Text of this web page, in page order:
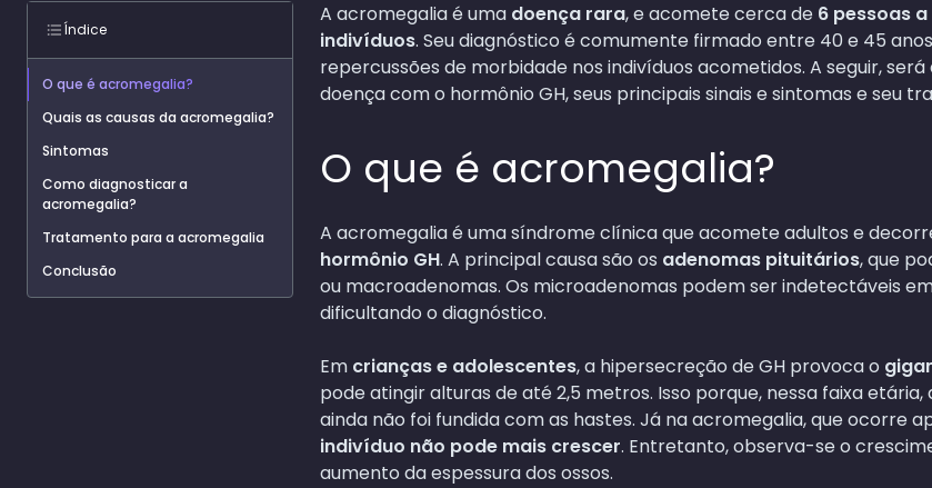
Índice
O que é acromegalia?
Quais as causas da acromegalia?
Sintomas
Como diagnosticar a
acromegalia?
Tratamento para a acromegalia
Conclusão
A acromegalia é uma doença rara, e acomete cerca de 6 pessoas
indivíduos. Seu diagnóstico é comumente firmado entre 40 e 45
repercussões de morbidade nos indivíduos acometidos. A seguir,
doença com o hormônio GH, seus principais sinais e sintomas e seu
O que é acromegalia?
A acromegalia é uma síndrome clínica que acomete adultos e
hormônio GH. A principal causa são os adenomas pituitários, que
ou macroadenomas. Os microadenomas podem ser indetectáveis
dificultando o diagnóstico.
Em crianças e adolescentes, a hipersecreção de GH provoca o
pode atingir alturas de até 2,5 metros. Isso porque, nessa faixa etária,
ainda não foi fundida com as hastes. Já na acromegalia, que ocorre
indivíduo não pode mais crescer. Entretanto, observa-se o
aumento da espessura dos ossos.